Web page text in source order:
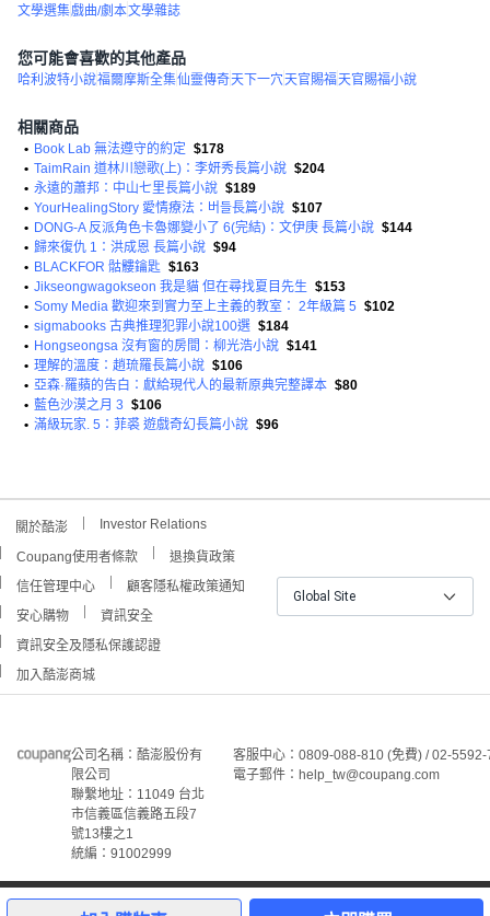
1
文學選集戲曲/劇本文學雜誌
您可能會喜歡的其他產品
哈利波特小說福爾摩斯全集仙靈傳奇天下一穴天官賜福天官賜福小說
相關商品
• Book Lab 無法遵守的約定 $178
• TaimRain 道林川戀歌(上)：李妍秀長篇小說 $204
• 永遠的蕭邦：中山七里長篇小說 $189
• YourHealingStory 愛情療法：버들長篇小說 $107
• DONG-A 反派角色卡魯娜變小了 6(完結)：文伊庚 長篇小說 $144
• 歸來復仇 1：洪成恩 長篇小說 $94
• BLACKFOR 骷髏鑰匙 $163
• Jikseongwagokseon 我是貓 但在尋找夏目先生 $153
• Somy Media 歡迎來到實力至上主義的教室： 2年級篇 5 $102
• sigmabooks 古典推理犯罪小說100選 $184
• Hongseongsa 沒有窗的房間：柳光浩小說 $141
• 理解的溫度：趙琉羅長篇小說 $106
• 亞森·羅蘋的告白：獻給現代人的最新原典完整譯本 $80
• 藍色沙漠之月 3 $106
• 滿級玩家. 5：菲裘 遊戲奇幻長篇小說 $96
關於酷澎 Investor Relations
Coupang使用者條款
退換貨政策
信任管理中心
顧客隱私權政策通知
安心購物
資訊安全
資訊安全及隱私保護認證
加入酷澎商城
Global Site
公司名稱：酷澎股份有
限公司
聯繫地址：11049 台北
市信義區信義路五段7
號13樓之1
統編：91002999
客服中心：0809-088-810 (免費) / 02-
電子郵件： help_tw@coupang.com
©Coupang Taiwan Co., Ltd. 保留所有權利。
本網站上顯示的所有商標、標誌和服務標誌均為酷澎股份有